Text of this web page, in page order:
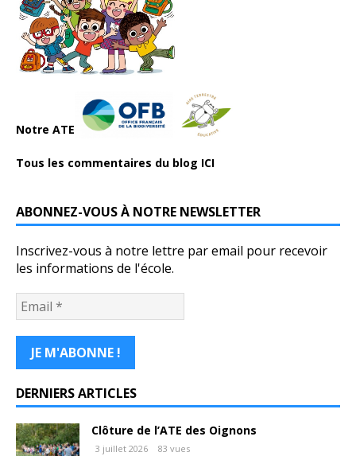
Notre ATE
Tous les commentaires du blog ICI
ABONNEZ-VOUS À NOTRE NEWSLETTER
Inscrivez-vous à notre lettre par email pour recevoir
les informations de l'école.
DERNIERS ARTICLES
Clôture de l’ATE des Oignons
3 juillet 2026 83 vues